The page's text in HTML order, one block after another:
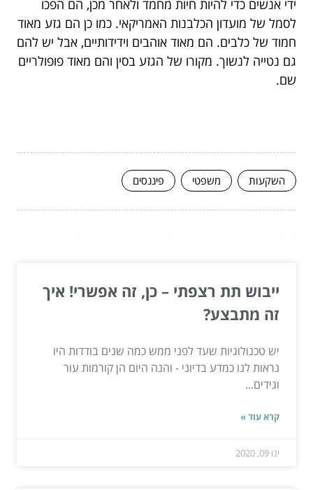
ידי אנשים כדי להיות חיות מחמד ולאחר מכן, הם הפכו
לסמל של מועדון הכלבנות האמריקאי. כמו כן הם גזע מאוד
חמוד של כלבים. הם מאוד אוהבים וידידותיים, אבל יש להם
גם נטייה לנשוך. מקורו של הגזע בסין והם מאוד פופולריים
שם.
השקעות משפטי פיננסים
ייבוש תת רצפתי – כן, זה אפשרי! איך
זה מתבצע?
יש טכנולוגיות שעד לפני ממש כמה שנים בודדות היו
נראות לנו כמדע בדיוני - והנה היום הן קורמות עור
וגידים...
קרא עוד »
ינו 09, 2020